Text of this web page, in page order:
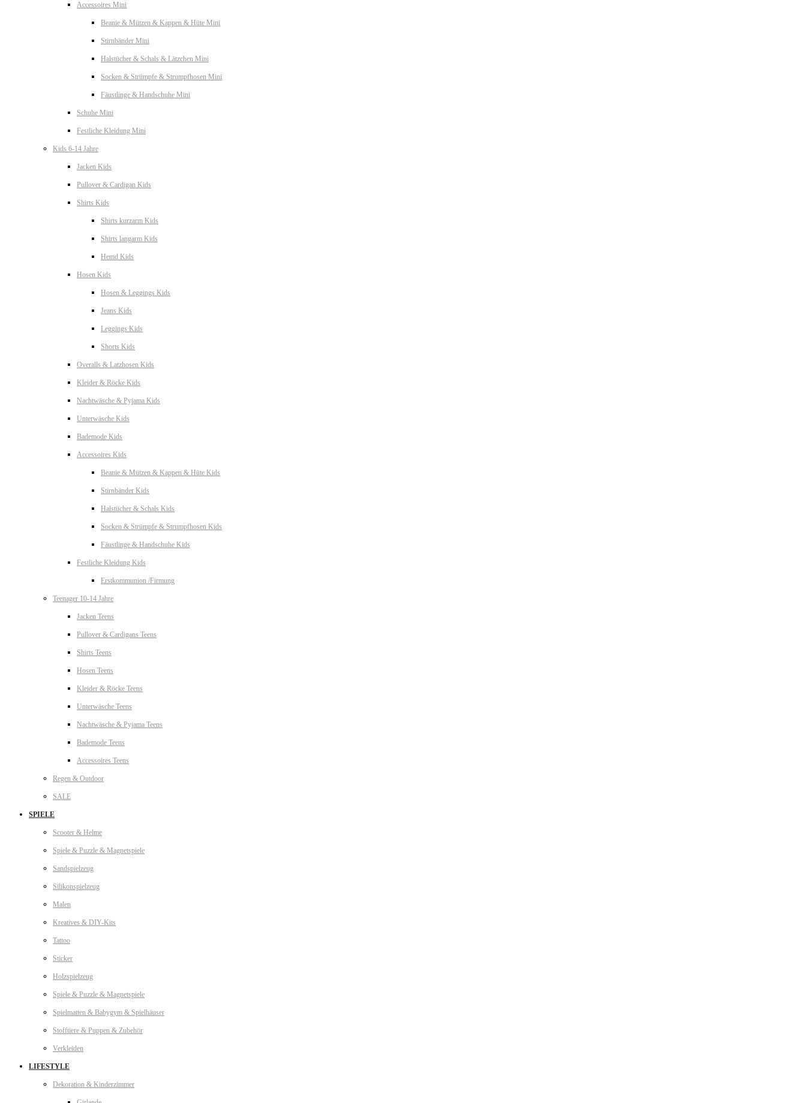
Accessoires Mini
Beanie & Mützen & Kappen & Hüte Mini
Stirnbänder Mini
Halstücher & Schals & Lätzchen Mini
Socken & Strümpfe & Strumpfhosen Mini
Fäustlinge & Handschuhe Mini
Schuhe Mini
Festliche Kleidung Mini
Kids 6-14 Jahre
Jacken Kids
Pullover & Cardigan Kids
Shirts Kids
Shirts kurzarm Kids
Shirts langarm Kids
Hemd Kids
Hosen Kids
Hosen & Leggings Kids
Jeans Kids
Leggings Kids
Shorts Kids
Overalls & Latzhosen Kids
Kleider & Röcke Kids
Nachtwäsche & Pyjama Kids
Unterwäsche Kids
Bademode Kids
Accessoires Kids
Beanie & Mützen & Kappen & Hüte Kids
Stirnbänder Kids
Halstücher & Schals Kids
Socken & Strümpfe & Strumpfhosen Kids
Fäustlinge & Handschuhe Kids
Festliche Kleidung Kids
Erstkommunion /Firmung
Teenager 10-14 Jahre
Jacken Teens
Pullover & Cardigans Teens
Shirts Teens
Hosen Teens
Kleider & Röcke Teens
Unterwäsche Teens
Nachtwäsche & Pyjama Teens
Bademode Teens
Accessoires Teens
Regen & Outdoor
SALE
SPIELE
Scooter & Helme
Spiele & Puzzle & Magnetspiele
Sandspielzeug
Silikonspielzeug
Malen
Kreatives & DIY-Kits
Tattoo
Sticker
Holzspielzeug
Spiele & Puzzle & Magnetspiele
Spielmatten & Babygym & Spielhäuser
Stofftiere & Puppen & Zubehör
Verkleiden
LIFESTYLE
Dekoration & Kinderzimmer